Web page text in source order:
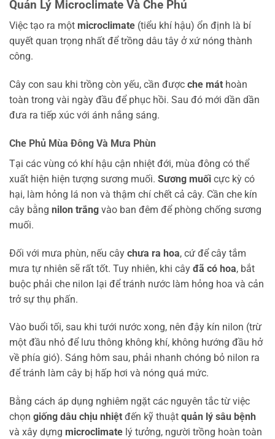
Quản Lý Microclimate Và Che Phủ
Việc tạo ra một microclimate (tiểu khí hậu) ổn định là bí
quyết quan trọng nhất để trồng dâu tây ở xứ nóng thành
công.
Cây con sau khi trồng còn yếu, cần được che mát hoàn
toàn trong vài ngày đầu để phục hồi. Sau đó mới dần dần
đưa ra tiếp xúc với ánh nắng sáng.
Che Phủ Mùa Đông Và Mưa Phùn
Tại các vùng có khí hậu cận nhiệt đới, mùa đông có thể
xuất hiện hiện tượng sương muối. Sương muối cực kỳ có
hại, làm hỏng lá non và thậm chí chết cả cây. Cần che kín
cây bằng nilon trắng vào ban đêm để phòng chống sương
muối.
Đối với mưa phùn, nếu cây chưa ra hoa, cứ để cây tắm
mưa tự nhiên sẽ rất tốt. Tuy nhiên, khi cây đã có hoa, bắt
buộc phải che nilon lại để tránh nước làm hỏng hoa và cản
trở sự thụ phấn.
Vào buổi tối, sau khi tưới nước xong, nên đậy kín nilon (trừ
một đầu nhỏ để lưu thông không khí, không hướng đầu hở
về phía gió). Sáng hôm sau, phải nhanh chóng bỏ nilon ra
để tránh làm cây bị hấp hơi và nóng quá mức.
Bằng cách áp dụng nghiêm ngặt các nguyên tắc từ việc
chọn giống dâu chịu nhiệt đến kỹ thuật quản lý sâu bệnh
và xây dựng microclimate lý tưởng, người trồng hoàn toàn